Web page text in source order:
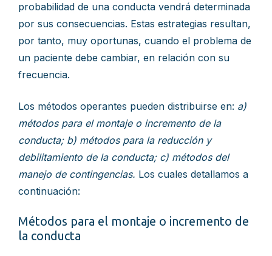
probabilidad de una conducta vendrá determinada
por sus consecuencias. Estas estrategias resultan,
por tanto, muy oportunas, cuando el problema de
un paciente debe cambiar, en relación con su
frecuencia.
Los métodos operantes pueden distribuirse en: a)
métodos para el montaje o incremento de la
conducta; b) métodos para la reducción y
debilitamiento de la conducta; c) métodos del
manejo de contingencias. Los cuales detallamos a
continuación:
Métodos para el montaje o incremento de
la conducta